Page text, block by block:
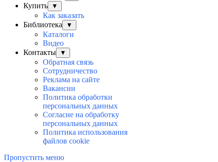
Купить ▼
Как заказать
Библиотека
▼
Каталоги
Видео
Контакты
▼
Обратная связь
Сотрудничество
Реклама на сайте
Вакансии
Политика обработки
персональных данных
Согласие на обработку
персональных данных
Политика использования
файлов cookie
Пропустить меню